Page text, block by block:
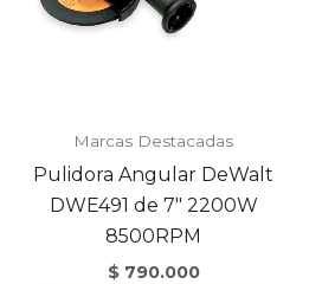
Marcas Destacadas
Pulidora Angular DeWalt
DWE491 de 7″ 2200W
8500RPM
$790.000